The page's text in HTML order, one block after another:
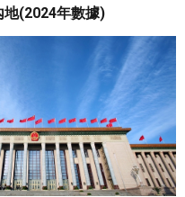
地(2024年數據)